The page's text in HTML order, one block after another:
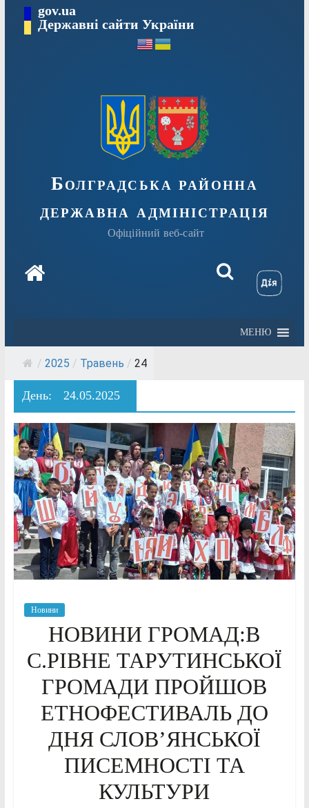
Перейтиgov.ua
Державні сайти України
Болградська районна
державна адміністрація
Офіційний веб-сайт
МЕНЮ
/ 2025 / Травень / 24
День: 24.05.2025
Новини
НОВИНИ ГРОМАД:В
С.РІВНЕ ТАРУТИНСЬКОЇ
ГРОМАДИ ПРОЙШОВ
ЕТНОФЕСТИВАЛЬ ДО
ДНЯ СЛОВ’ЯНСЬКОЇ
ПИСЕМНОСТІ ТА
КУЛЬТУРИ